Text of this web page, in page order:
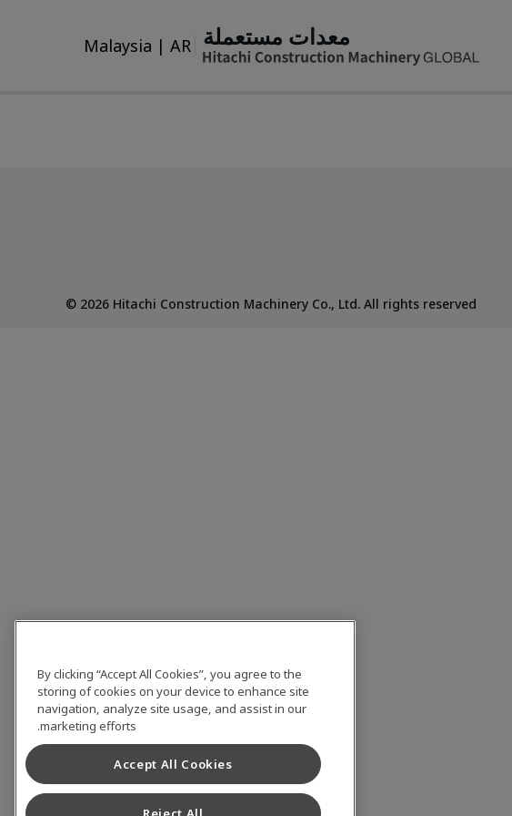
معدات مستعملة Malaysia | AR
© 2026 Hitachi Construction Machinery Co., Ltd. All rights reserved
By clicking “Accept All Cookies”, you agree to the
storing of cookies on your device to enhance site
navigation, analyze site usage, and assist in our
marketing efforts.
Accept All Cookies